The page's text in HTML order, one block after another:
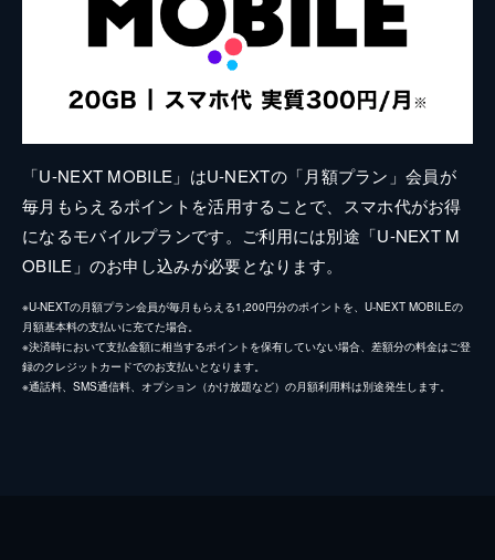
「U-NEXT MOBILE」はU-NEXTの「月額プラン」会員が
毎月もらえるポイントを活用することで、スマホ代がお得
になるモバイルプランです。ご利用には別途「U-NEXT M
OBILE」のお申し込みが必要となります。
※U-NEXTの月額プラン会員が毎月もらえる1,200円分のポイントを、U-NEXT MOBILEの
月額基本料の支払いに充てた場合。
※決済時において支払金額に相当するポイントを保有していない場合、差額分の料金はご登
録のクレジットカードでのお支払いとなります。
※通話料、SMS通信料、オプション（かけ放題など）の月額利用料は別途発生します。